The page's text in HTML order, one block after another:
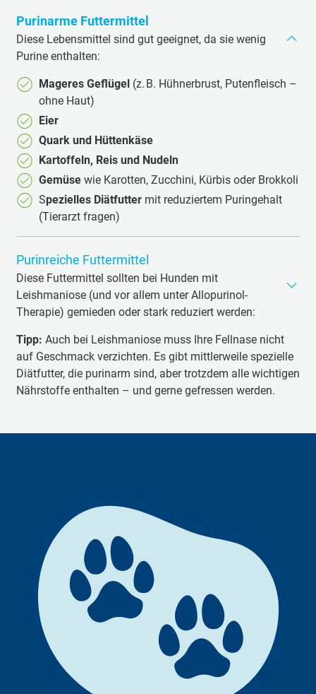
Impfung und Mückenschutz – so ist der Hund doppelt
geschützt.
Purinarme Futtermittel
Diese Lebensmittel sind gut geeignet, da sie wenig
Purine enthalten:
Mageres Geflügel (z. B. Hühnerbrust, Putenfleisch –
ohne Haut)
Eier
Quark und Hüttenkäse
Kartoffeln, Reis und Nudeln
Gemüse wie Karotten, Zucchini, Kürbis oder Brokkoli
Spezielles Diätfuttermit reduziertem Puringehalt
(Tierarzt fragen)
Purinreiche Futtermittel
Diese Futtermittel sollten bei Hunden mit
Leishmaniose (und vor allem unter Allopurinol-
Therapie) gemieden oder stark reduziert werden:
Innereien wie Leber, Niere, Milz
Rindfleisch, Lamm und Wild
Fisch(besonders Sardinen, Makrelen, Hering)
Hefen und Hefeextrakte (z. B. Bierhefe)
Tipp: Auch bei Leishmaniose muss Ihre Fellnase nicht
auf Geschmack verzichten. Es gibt mittlerweile spezielle
Diätfutter, die purinarm sind, aber trotzdem alle wichtigen
Nährstoffe enthalten – und gerne gefressen werden.